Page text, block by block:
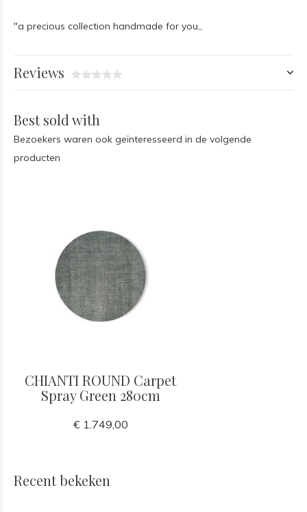
"a precious collection handmade for you,,
Reviews
Best sold with
Bezoekers waren ook geïnteresseerd in de volgende
producten
CHIANTI ROUND Carpet
Spray Green 280cm
€ 1.749,00
Recent bekeken